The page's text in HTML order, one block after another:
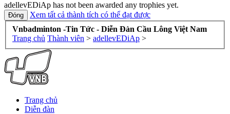
adellevEDiAp has not been awarded any trophies yet.
Xem tất cả thành tích có thể đạt được
Vnbadminton -Tin Tức - Diễn Đàn Cầu Lông Việt Nam
Trang chủ Thành viên > adellevEDiAp >
Trang chủ
Diễn đàn